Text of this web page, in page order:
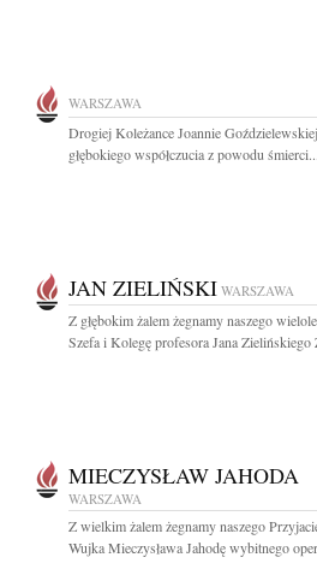
WARSZAWA
Drogiej Koleżance Joannie
głębokiego współczucia z powodu śmierci...
JAN ZIELIŃSKI WARSZAWA
Z głębokim żalem żegnamy naszego
Szefa i Kolegę profesora Jana Zielińskiego
MIECZYSŁAW JAHODA
WARSZAWA
Z wielkim żalem żegnamy naszego
Wujka Mieczysława Jahodę wybitnego